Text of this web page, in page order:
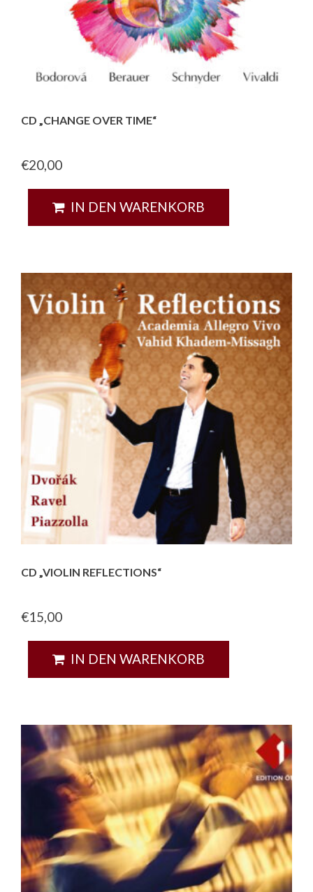
CD „CHANGE OVER TIME“
€20,00
IN DEN WARENKORB
CD „VIOLIN REFLECTIONS“
€15,00
IN DEN WARENKORB